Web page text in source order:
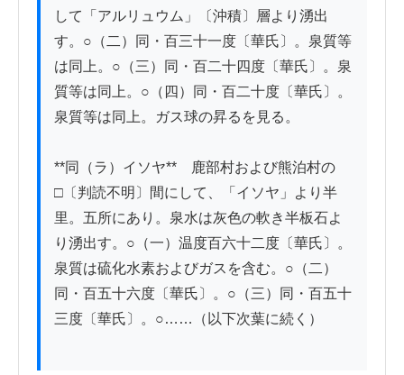
して「アルリュウム」〔沖積〕層より湧出
す。○（二）同・百三十一度〔華氏〕。泉質等
は同上。○（三）同・百二十四度〔華氏〕。泉
質等は同上。○（四）同・百二十度〔華氏〕。
泉質等は同上。ガス球の昇るを見る。
**同（ラ）イソヤ**　鹿部村および熊泊村の
□〔判読不明〕間にして、「イソヤ」より半
里。五所にあり。泉水は灰色の軟き半板石よ
り湧出す。○（一）温度百六十二度〔華氏〕。
泉質は硫化水素およびガスを含む。○（二）
同・百五十六度〔華氏〕。○（三）同・百五十
三度〔華氏〕。○……（以下次葉に続く）